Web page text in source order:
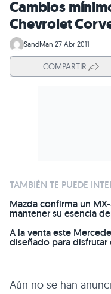
Cambios
Chevrolet
SandMan|27 Abr 2011
COMPARTIR
TAMBIÉN TE PUEDE
Mazda confirma un
mantener su esencia
A la venta este
diseñado para
Aún no se han